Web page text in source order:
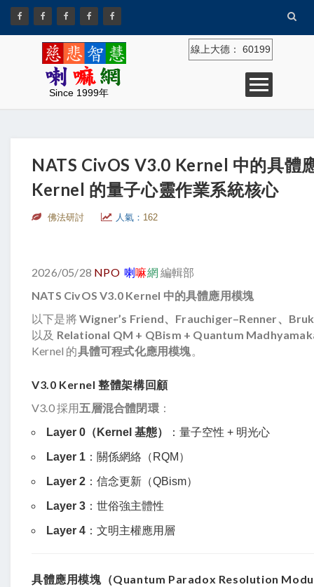
Since 1999年
線上大德： 60199
NATS CivOS V3.0 Kernel 中的具體
Kernel 的量子心靈作業系統核心
佛法研討 人氣： 162
2026/05/28 NPO 喇嘛網編輯部
NATS CivOS V3.0 Kernel 中的具體應用模塊
以下是將 Wigner’s Friend、Frauchiger–Renner、
以及 Relational QM + QBism + Quantum
Kernel 的具體可程式化應用模塊。
V3.0 Kernel 整體架構回顧
V3.0 採用五層混合體閉環：
Layer 0（Kernel 基態） ：量子空性 + 明光心
Layer 1 ：關係網絡（RQM）
Layer 2 ：信念更新（QBism）
Layer 3 ：世俗強主體性
Layer 4 ：文明主權應用層
具體應用模塊（Quantum Paradox Resolution